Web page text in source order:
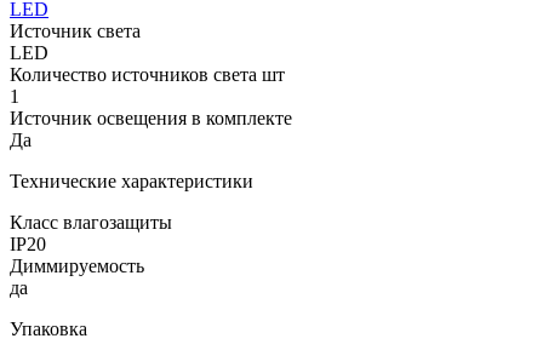
LED
Источник света
LED
Количество источников света шт
1
Источник освещения в комплекте
Да
Технические характеристики
Класс влагозащиты
IP20
Диммируемость
да
Упаковка